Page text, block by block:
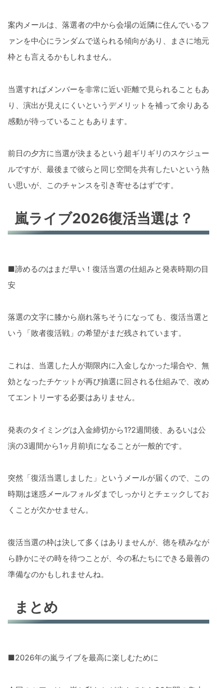
案内メールは、落選者の中から会場の近隣に住んでいるフ
ァンを中心にランダムで送られる傾向があり、まさに地元
枠とも言えるかもしれません。
当選すればメンバーを非常に近い距離で見られることもあ
り、演出が見えにくいというデメリットを補って余りある
感動が待っていることもあります。
前日の夕方に当選が決まるという超ギリギリのスケジュー
ルですが、最後まで彼らと同じ空間を共有したいという熱
い思いが、このチャンスを引き寄せるはずです。
嵐ライブ2026復活当選は？
■諦めるのはまだ早い！復活当選の仕組みと発表時期の目
安
落選の文字に膝から崩れ落ちそうになっても、復活当選と
いう「敗者復活戦」の希望がまだ残されています。
これは、当選した人が期限内に入金しなかった場合や、無
効となったチケットが再び抽選に回される仕組みで、改め
てエントリーする必要はありません。
発表のタイミングは入金締切から1?2週間後、あるいは公
演の3週間から1ヶ月前頃になることが一般的です。
突然「復活当選しました」というメールが届くので、この
時期は迷惑メールフォルダまでしっかりとチェックしてお
くことが欠かせません。
復活当選の枠は決して多くはありませんが、徳を積みなが
ら静かにその時を待つことが、今の私たちにできる最善の
準備なのかもしれませんね。
まとめ
■2026年の嵐ライブを最高に楽しむために